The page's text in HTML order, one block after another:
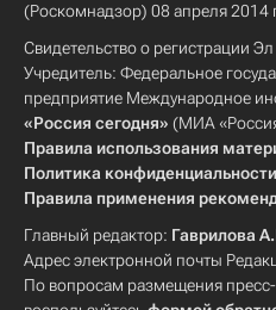
(Роскомнадзор) 08 апреля 2014
Свидетельство о регистрации
Учредитель: Федеральное
предприятие Международное
«Россия сегодня» (МИА
Правила использования
Политика конфиденциальности
Правила применения
Главный редактор: Гаврилова
Адрес электронной почты
По вопросам размещения